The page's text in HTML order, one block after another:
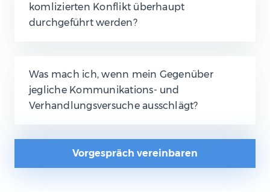
komlizierten Konflikt überhaupt
durchgeführt werden?
Was mach ich, wenn mein Gegenüber
jegliche Kommunikations- und
Verhandlungsversuche ausschlägt?
Vorgespräch vereinbaren